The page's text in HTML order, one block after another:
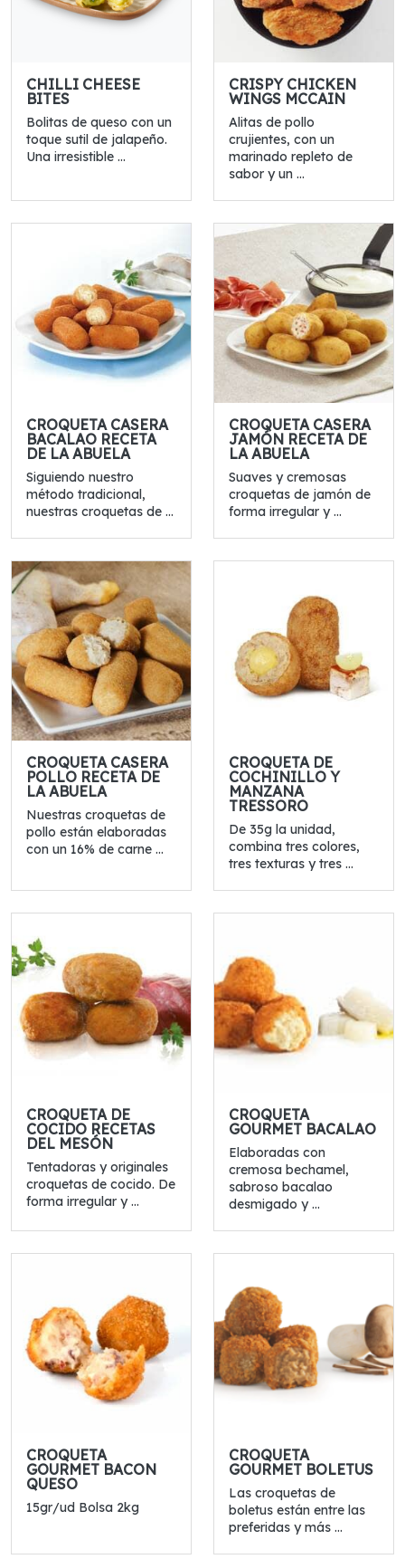
CHILLI CHEESE
BITES
Bolitas de queso con un
toque sutil de jalapeño.
Una irresistible ...
CRISPY CHICKEN
WINGS MCCAIN
Alitas de pollo
crujientes, con un
marinado repleto de
sabor y un ...
CROQUETA CASERA
BACALAO RECETA
DE LA ABUELA
Siguiendo nuestro
método tradicional,
nuestras croquetas de ...
CROQUETA CASERA
JAMÓN RECETA DE
LA ABUELA
Suaves y cremosas
croquetas de jamón de
forma irregular y ...
CROQUETA CASERA
POLLO RECETA DE
LA ABUELA
Nuestras croquetas de
pollo están elaboradas
con un 16% de carne ...
CROQUETA DE
COCHINILLO Y
MANZANA
TRESSORO
De 35g la unidad,
combina tres colores,
tres texturas y tres ...
CROQUETA DE
COCIDO RECETAS
DEL MESÓN
Tentadoras y originales
croquetas de cocido. De
forma irregular y ...
CROQUETA
GOURMET BACALAO
Elaboradas con
cremosa bechamel,
sabroso bacalao
desmigado y ...
CROQUETA
GOURMET BACON
QUESO
15gr/ud Bolsa 2kg
CROQUETA
GOURMET BOLETUS
Las croquetas de
boletus están entre las
preferidas y más ...